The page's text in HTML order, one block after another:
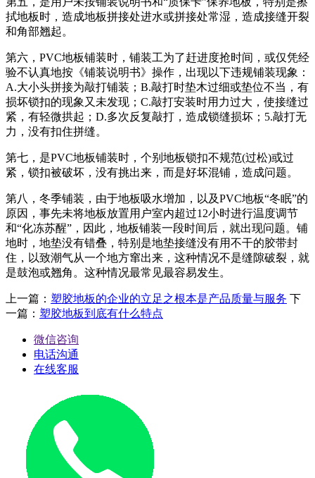
拭地板时，造成地板拼接处进水或拼接处常湿，造成接缝开裂
和角部翘起。
第六，PVC地板铺装时，铺装工为了赶进度抢时间，或仅凭经
验不认真地按《铺装说明书》操作，出现以下违规铺装现象：
A.大小头拼接为敲打铺装；B.敲打时垫木过细或垫位不当，有
损坏锁扣的现象又未发现；C.敲打安装时用力过大，使接缝过
紧，有轻微拱起；D.多次反复敲打，造成锁缝损坏；5.敲打无
力，没有扣住拼缝。
第七，是PVC地板铺装时，个别地板锁扣不规范(过松)或过
紧，锁扣被破坏，没有挑出来，而是好坏混铺，造成问题。
第八，冬季铺装，由于地板吸水增加，以及PVC地板“冬眠”的
原因，事先未将地板放置用户室内超过12小时进行温度调节
和“化冻苏醒”，因此，地板铺装一段时间后，就出现问题。铺
地时，地垫没有错叠，特别是地垫接缝没有用不干的胶带封
住，以致潮气从一个地方窜出来，这种情况不是缝隙破裂，就
是鼓泡或翘角。这种情况最常见最容易发生。
上一篇： 塑胶地板的企业的立足之根本是产品质量与服务 下
一篇： 塑胶地板到底有什么特点
微信咨询
电话沟通
在线客服